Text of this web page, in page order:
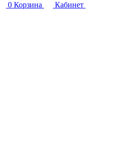
0 Корзина
Кабинет